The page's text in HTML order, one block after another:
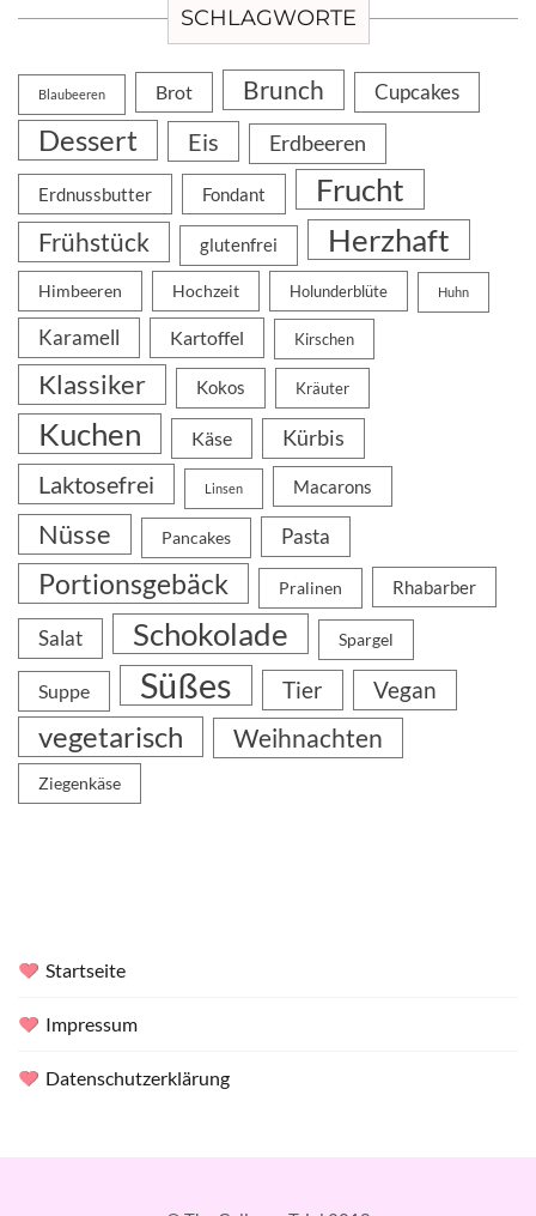
SCHLAGWORTE
Blaubeeren Brot Brunch Cupcakes
Dessert Eis Erdbeeren
Erdnussbutter Fondant Frucht
Frühstück glutenfrei Herzhaft
Himbeeren Hochzeit Holunderblüte Huhn
Karamell Kartoffel Kirschen
Klassiker Kokos Kräuter
Kuchen Käse Kürbis
Laktosefrei Linsen Macarons
Nüsse Pancakes Pasta
Portionsgebäck Pralinen Rhabarber
Salat Schokolade Spargel
Suppe Süßes Tier Vegan
vegetarisch Weihnachten
Ziegenkäse
Startseite
Impressum
Datenschutzerklärung